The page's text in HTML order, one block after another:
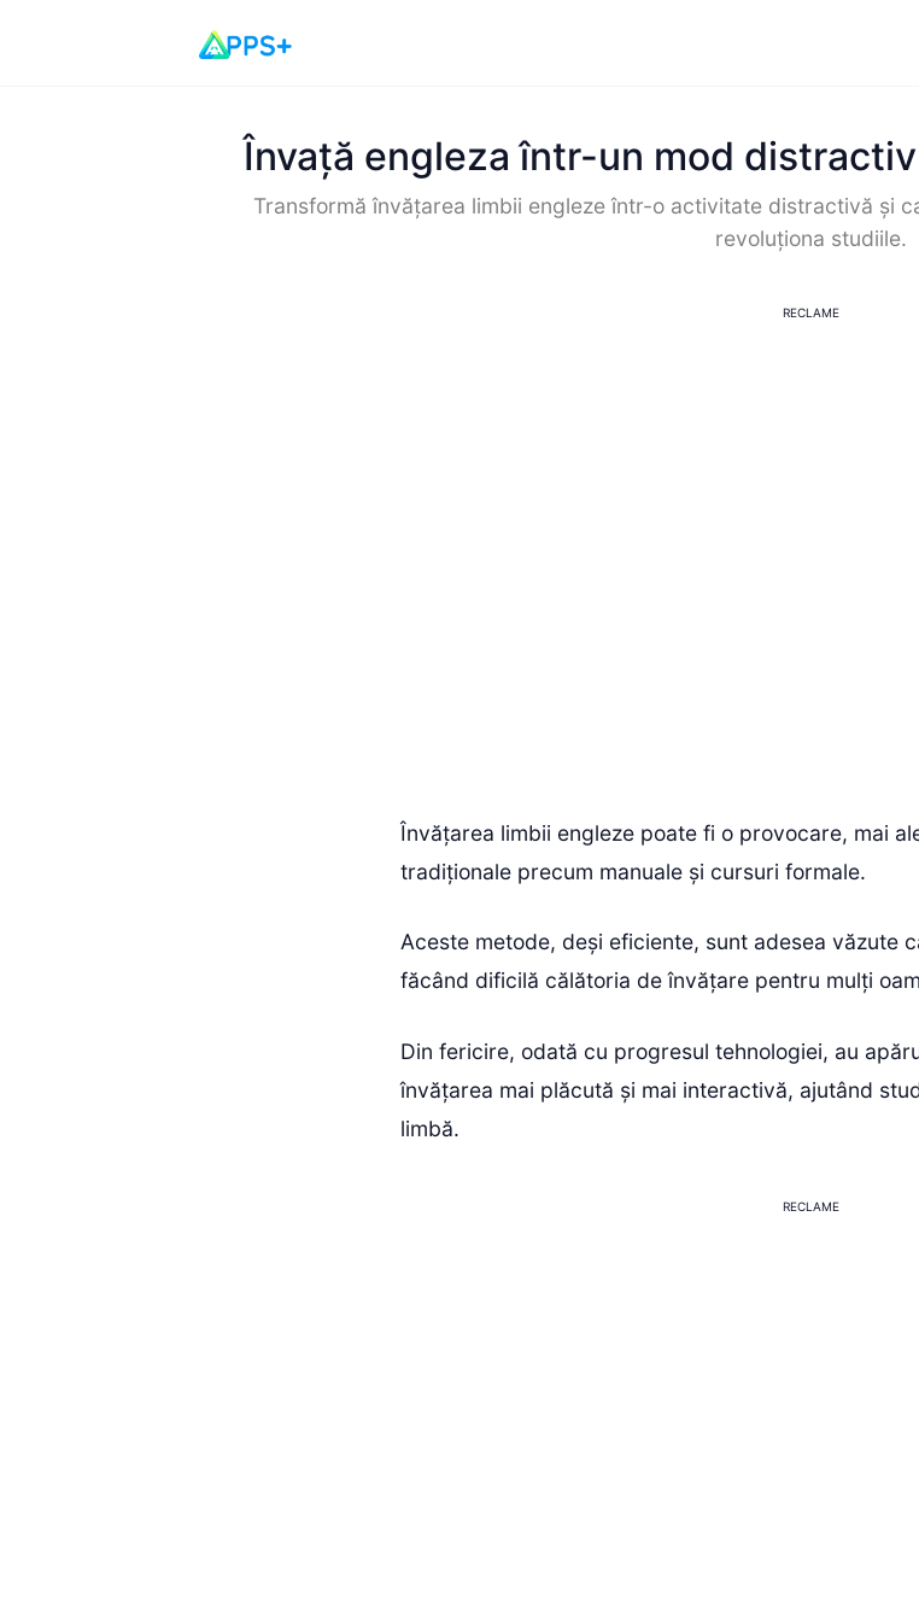
Învață engleza într-un mod
Transformă învățarea limbii engleze într-o activitate distractivă și
revoluționa studiile.
RECLAME
Învățarea limbii engleze poate fi o provocare, mai
tradiționale precum manuale și cursuri formale.
Aceste metode, deși eficiente, sunt adesea văzute
făcând dificilă călătoria de învățare pentru mulți
Din fericire, odată cu progresul tehnologiei, au
învățarea mai plăcută și mai interactivă, ajutând
limbă.
RECLAME